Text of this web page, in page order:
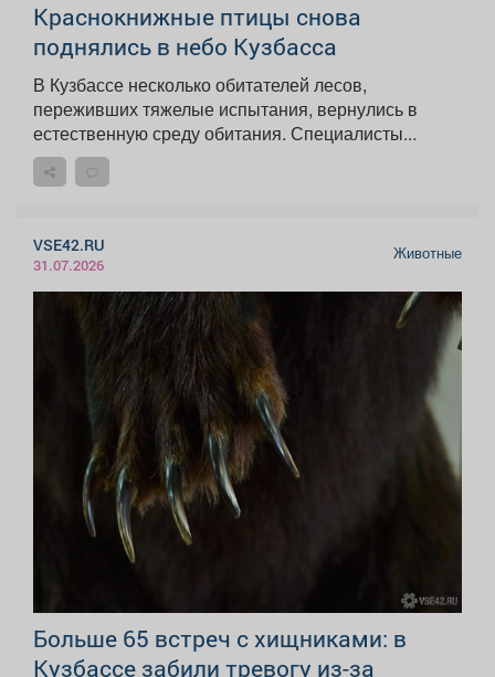
Краснокнижные птицы снова
поднялись в небо Кузбасса
В Кузбассе несколько обитателей лесов,
переживших тяжелые испытания, вернулись в
естественную среду обитания. Специалисты...
VSE42.RU
31.07.2026
Животные
Больше 65 встреч с хищниками: в
Кузбассе забили тревогу из-за